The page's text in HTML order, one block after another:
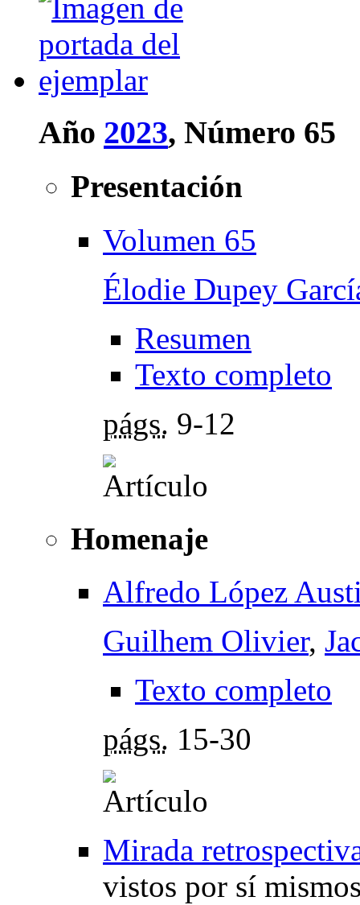
Año 2023, Número 65
Presentación
Volumen 65
Élodie Dupey
Resumen
Texto completo
págs. 9-12
Homenaje
Alfredo López
Guilhem Olivier,
Texto completo
págs. 15-30
Mirada
vistos por sí